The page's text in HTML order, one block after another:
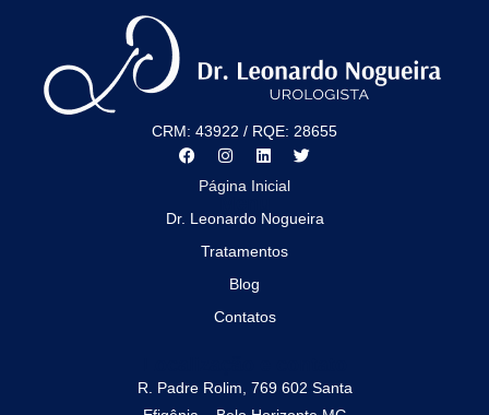
CRM: 43922 / RQE: 28655
Página Inicial
Dr. Leonardo Nogueira
Tratamentos
Blog
Contatos
R. Padre Rolim, 769 602 Santa